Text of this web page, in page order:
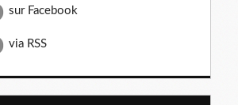
sur Facebook
via RSS